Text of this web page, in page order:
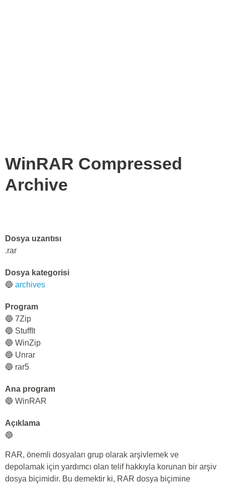
WinRAR Compressed
Archive
Dosya uzantısı
.rar
Dosya kategorisi
🔵 archives
Program
🔵 7Zip
🔵 StuffIt
🔵 WinZip
🔵 Unrar
🔵 rar5
Ana program
🔵 WinRAR
Açıklama
🔵
RAR, önemli dosyaları grup olarak arşivlemek ve
depolamak için yardımcı olan telif hakkıyla korunan bir arşiv
dosya biçimidir. Bu demektir ki, RAR dosya biçimine